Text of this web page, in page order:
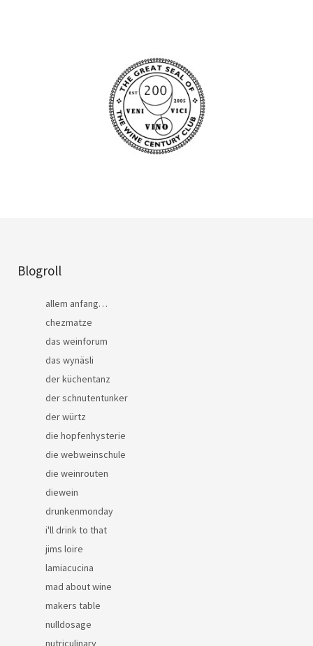
Blogroll
allem anfang…
chezmatze
das weinforum
das wynäsli
der küchentanz
der schnutentunker
der würtz
die hopfenhysterie
die webweinschule
die weinrouten
diewein
drunkenmonday
i'll drink to that
jims loire
lamiacucina
mad about wine
makers table
nulldosage
nutriculinary